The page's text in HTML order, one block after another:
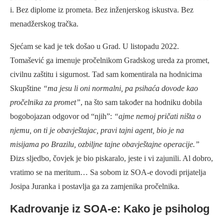
i. Bez diplome iz prometa. Bez inženjerskog iskustva. Bez
menadžerskog tračka.
Sjećam se kad je tek došao u Grad. U listopadu 2022.
Tomašević ga imenuje pročelnikom Gradskog ureda za promet,
civilnu zaštitu i sigurnost. Tad sam komentirala na hodnicima
Skupštine “ma jesu li oni normalni, pa psihaća dovode kao
pročelnika za promet”, na što sam također na hodniku dobila
bogobojazan odgovor od “njih”: “ajme nemoj pričati ništa o
njemu, on ti je obavještajac, pravi tajni agent, bio je na
misijama po Brazilu, ozbiljne tajne obavještajne operacije.”
Đizs sljedbo, čovjek je bio piskaralo, jeste i vi zajunili. Al dobro,
vratimo se na meritum… Sa sobom iz SOA-e dovodi prijatelja
Josipa Juranka i postavlja ga za zamjenika pročelnika.
Kadrovanje iz SOA-e: Kako je psiholog